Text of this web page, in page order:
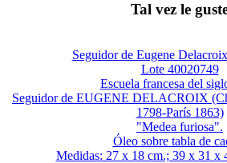
Tal vez le
Seguidor de Eugene
Lote 40020749
Escuela francesa del
Seguidor de EUGENE DELACROIX
1798-París 1863)
"Medea furiosa".
Óleo sobre tabla de
Medidas: 27 x 18 cm.; 39 x 31 x